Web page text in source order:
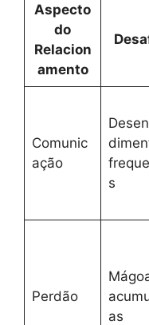
Aspecto
do
Relacion
amento
Comunic
ação
s
Perdão
as